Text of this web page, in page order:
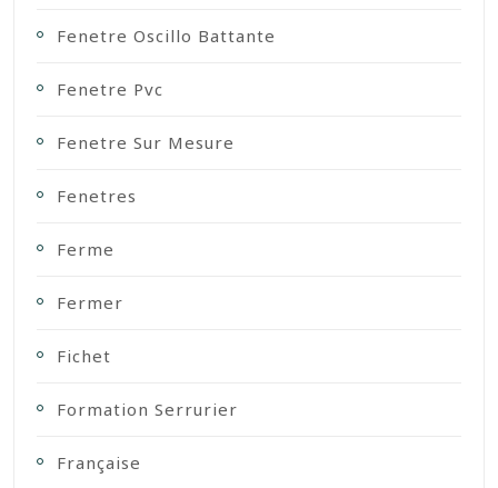
Fenetre Oscillo Battante
Fenetre Pvc
Fenetre Sur Mesure
Fenetres
Ferme
Fermer
Fichet
Formation Serrurier
Française